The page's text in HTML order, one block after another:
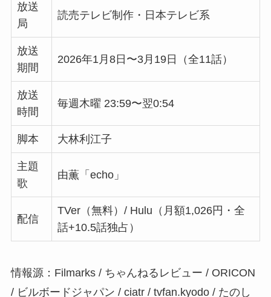
放送
局
読売テレビ制作・日本テレビ系
放送
期間
2026年1月8日〜3月19日（全11話）
放送
時間
毎週木曜 23:59〜翌0:54
脚本 大林利江子
主題
歌
由薫「echo」
配信
TVer（無料）/ Hulu（月額1,026円・全
話+10.5話独占）
情報源：Filmarks / ちゃんねるレビュー / ORICON
/ ビルボードジャパン / ciatr / tvfan.kyodo / たのし